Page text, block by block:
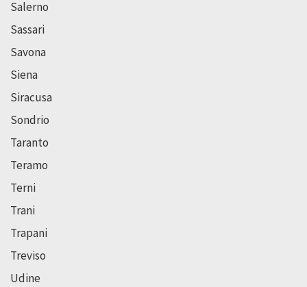
Salerno
Sassari
Savona
Siena
Siracusa
Sondrio
Taranto
Teramo
Terni
Trani
Trapani
Treviso
Udine